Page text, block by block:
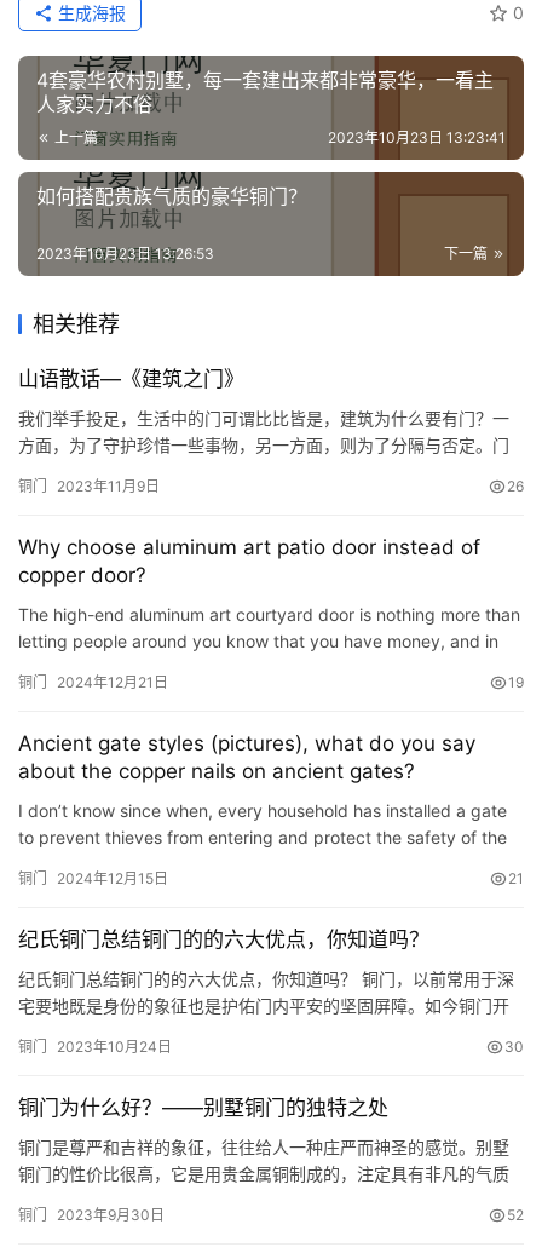
系
们
0
生成海报
4套豪华农村别墅，每一套建出来都非常豪华，一看主
人家实力不俗
上一篇 2023年10月23日 13:23:41
如何搭配贵族气质的豪华铜门？
下一篇
2023年10月23日 13:26:53
相关推荐
山语散话—《建筑之门》
我们举手投足，生活中的门可谓比比皆是，建筑为什么要有门？一
方面，为了守护珍惜一些事物，另一方面，则为了分隔与否定。门
路8号，对门的理解，思考了很久。 莱阳路8号的大门是通透的，很
为了还一片海给历史的小鱼山，为了保留和延续红瓦绿树的风貌，
我们…
铜门 2023年11月9日 26
Why choose aluminum art patio door instead of
copper door?
The high-end aluminum art courtyard door is nothing more than
letting people around you know that you have money, and in
铜门 2024年12月21日 19
Ancient gate styles (pictures), what do you say
about the copper nails on ancient gates?
I don’t know since when, every household has installed a gate
to prevent thieves from entering and protect the safety of the
铜门 2024年12月15日 21
纪氏铜门总结铜门的的六大优点，你知道吗？
纪氏铜门总结铜门的的六大优点，你知道吗？ 铜门，以前常用于深
宅要地既是身份的象征也是护佑门内平安的坚固屏障。如今铜门开
为主人撑足了面子。 目前，用于院落外檐的铜门形体较大，雍容华
味不俗。 一般来说，现代拉丝铜门的颜色可以做到近十种。铜门的
内部…
铜门 2023年10月24日 30
铜门为什么好？——别墅铜门的独特之处
铜门是尊严和吉祥的象征，往往给人一种庄严而神圣的感觉。别墅
铜门的性价比很高，它是用贵金属铜制成的，注定具有非凡的气质
相比有多种优势： 首先，铜门色彩效果极好而且看上去非常光滑有
铜门 2023年9月30日 52